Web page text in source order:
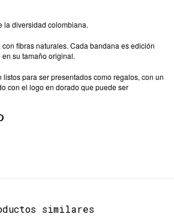
la diversidad colombiana.
fibras naturales. Cada bandana es edición
su tamaño original.
listos para ser presentados como regalos, con un
con el logo en dorado que puede ser
similares